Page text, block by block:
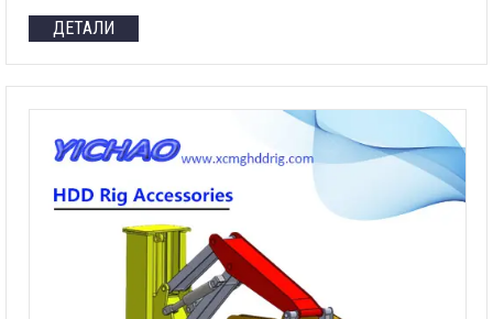
ДЕТАЛИ